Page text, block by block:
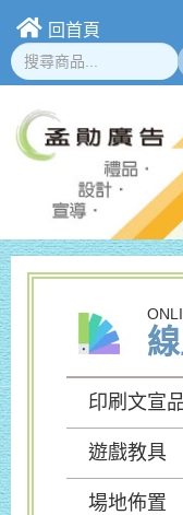
回首頁
印刷文宣
遊戲教具
場地佈置